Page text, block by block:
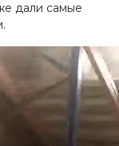
дали самые